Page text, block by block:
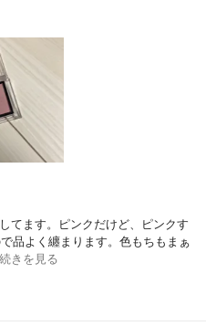
てます。ピンクだけど、ピンクす
品よく纏まります。色もちもまぁ
続きを見る